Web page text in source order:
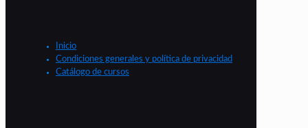
Inicio
Condiciones generales y política de privacidad
Catálogo de cursos